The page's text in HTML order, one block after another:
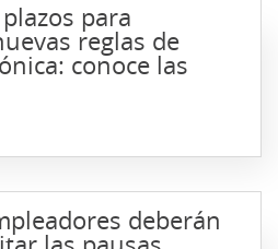
para
reglas de
conoce las
deberán